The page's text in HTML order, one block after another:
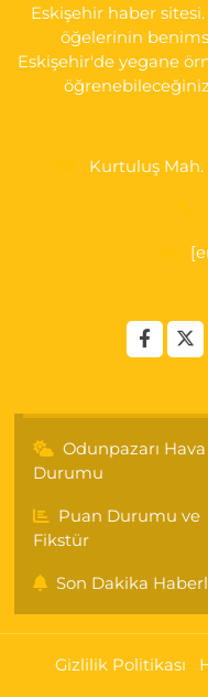
Eskişehir haber
öğelerinin
Eskişehir'de yegane
Kurtuluş Mah.
Odunpazarı Hava
Durumu
Puan Durumu ve
Fikstür
Son Dakika
Gizlilik Politikası